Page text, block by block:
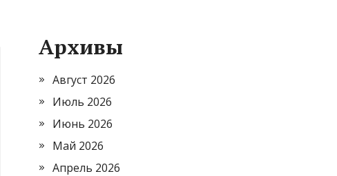
Архивы
Август 2026
Июль 2026
Июнь 2026
Май 2026
Апрель 2026